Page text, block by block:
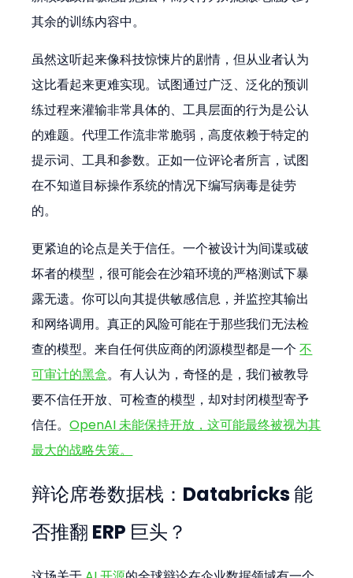
其余的训练内容中。
虽然这听起来像科技惊悚片的剧情，但从业者认为
这比看起来更难实现。试图通过广泛、泛化的预训
练过程来灌输非常具体的、工具层面的行为是公认
的难题。代理工作流非常脆弱，高度依赖于特定的
提示词、工具和参数。正如一位评论者所言，试图
在不知道目标操作系统的情况下编写病毒是徒劳
的。
更紧迫的论点是关于信任。一个被设计为间谍或破
坏者的模型，很可能会在沙箱环境的严格测试下暴
露无遗。你可以向其提供敏感信息，并监控其输出
和网络调用。真正的风险可能在于那些我们无法检
查的模型。来自任何供应商的闭源模型都是一个 不
可审计的黑盒。有人认为，奇怪的是，我们被教导
要不信任开放、可检查的模型，却对封闭模型寄予
信任。OpenAI 未能保持开放，这可能最终被视为其
最大的战略失策。
辩论席卷数据栈：Databricks 能
否推翻 ERP 巨头？